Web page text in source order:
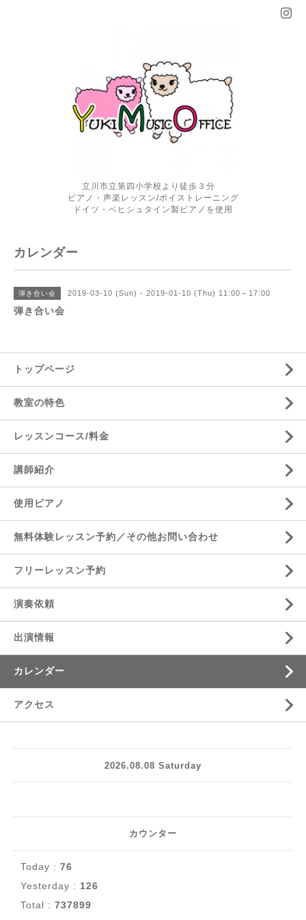
立川市立第四小学校より徒歩３分
ピアノ・声楽レッスン/ボイストレーニング
ドイツ・ベヒシュタイン製ピアノを使用
カレンダー
弾き合い会 2019-03-10 (Sun) - 2019-01-10 (Thu) 11:00～17:00
弾き合い会
トップページ
教室の特色
レッスンコース/料金
講師紹介
使用ピアノ
無料体験レッスン予約／その他お問い合わせ
フリーレッスン予約
演奏依頼
出演情報
カレンダー
アクセス
2026.08.08 Saturday
カウンター
Today : 76
Yesterday : 126
Total : 737899